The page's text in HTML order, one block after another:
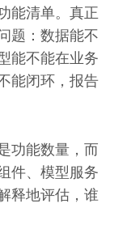
能清单。真正
题：数据能不
能不能在业务
能闭环，报告
功能数量，而
件、模型服务
释地评估，谁